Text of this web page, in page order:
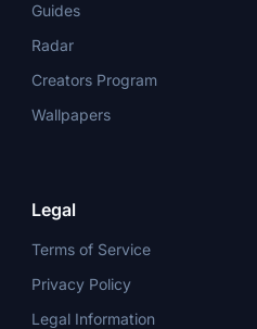
Guides
Radar
Creators Program
Wallpapers
Legal
Terms of Service
Privacy Policy
Legal Information